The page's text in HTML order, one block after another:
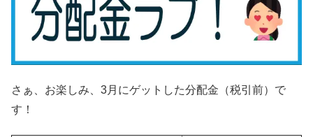
さぁ、お楽しみ、3月にゲットした分配金（税引前）で
す！